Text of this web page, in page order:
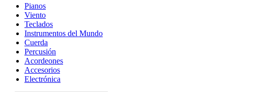
Pianos
Viento
Teclados
Instrumentos del Mundo
Cuerda
Percusión
Acordeones
Accesorios
Electrónica